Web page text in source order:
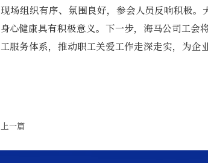
现场组织有序、氛围良好，参会人员反响积极
身心健康具有积极意义。下一步，海马公司工会
工服务体系，推动职工关爱工作走深走实，为企
上一篇